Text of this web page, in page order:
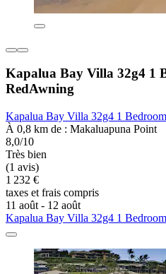
Kapalua Bay Villa 32g4 1
RedAwning
Kapalua Bay Villa 32g4 1
À 0,8 km de : Makaluapuna Point
8,0/10
Très bien
(1 avis)
1 232 €
taxes et frais compris
11 août - 12 août
Kapalua Bay Villa 32g4 1